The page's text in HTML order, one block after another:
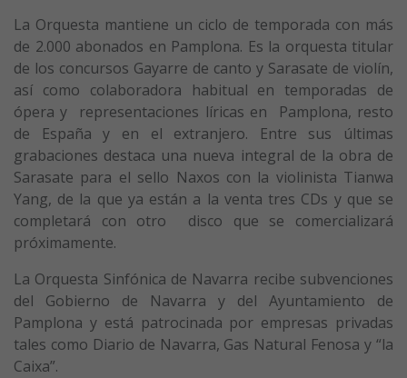
La Orquesta mantiene un ciclo de temporada con más
de 2.000 abonados en Pamplona. Es la orquesta titular
de los concursos Gayarre de canto y Sarasate de violín,
así como colaboradora habitual en temporadas de
ópera y representaciones líricas en Pamplona, resto
de España y en el extranjero. Entre sus últimas
grabaciones destaca una nueva integral de la obra de
Sarasate para el sello Naxos con la violinista Tianwa
Yang, de la que ya están a la venta tres CDs y que se
completará con otro disco que se comercializará
próximamente.
La Orquesta Sinfónica de Navarra recibe subvenciones
del Gobierno de Navarra y del Ayuntamiento de
Pamplona y está patrocinada por empresas privadas
tales como Diario de Navarra, Gas Natural Fenosa y “la
Caixa”.